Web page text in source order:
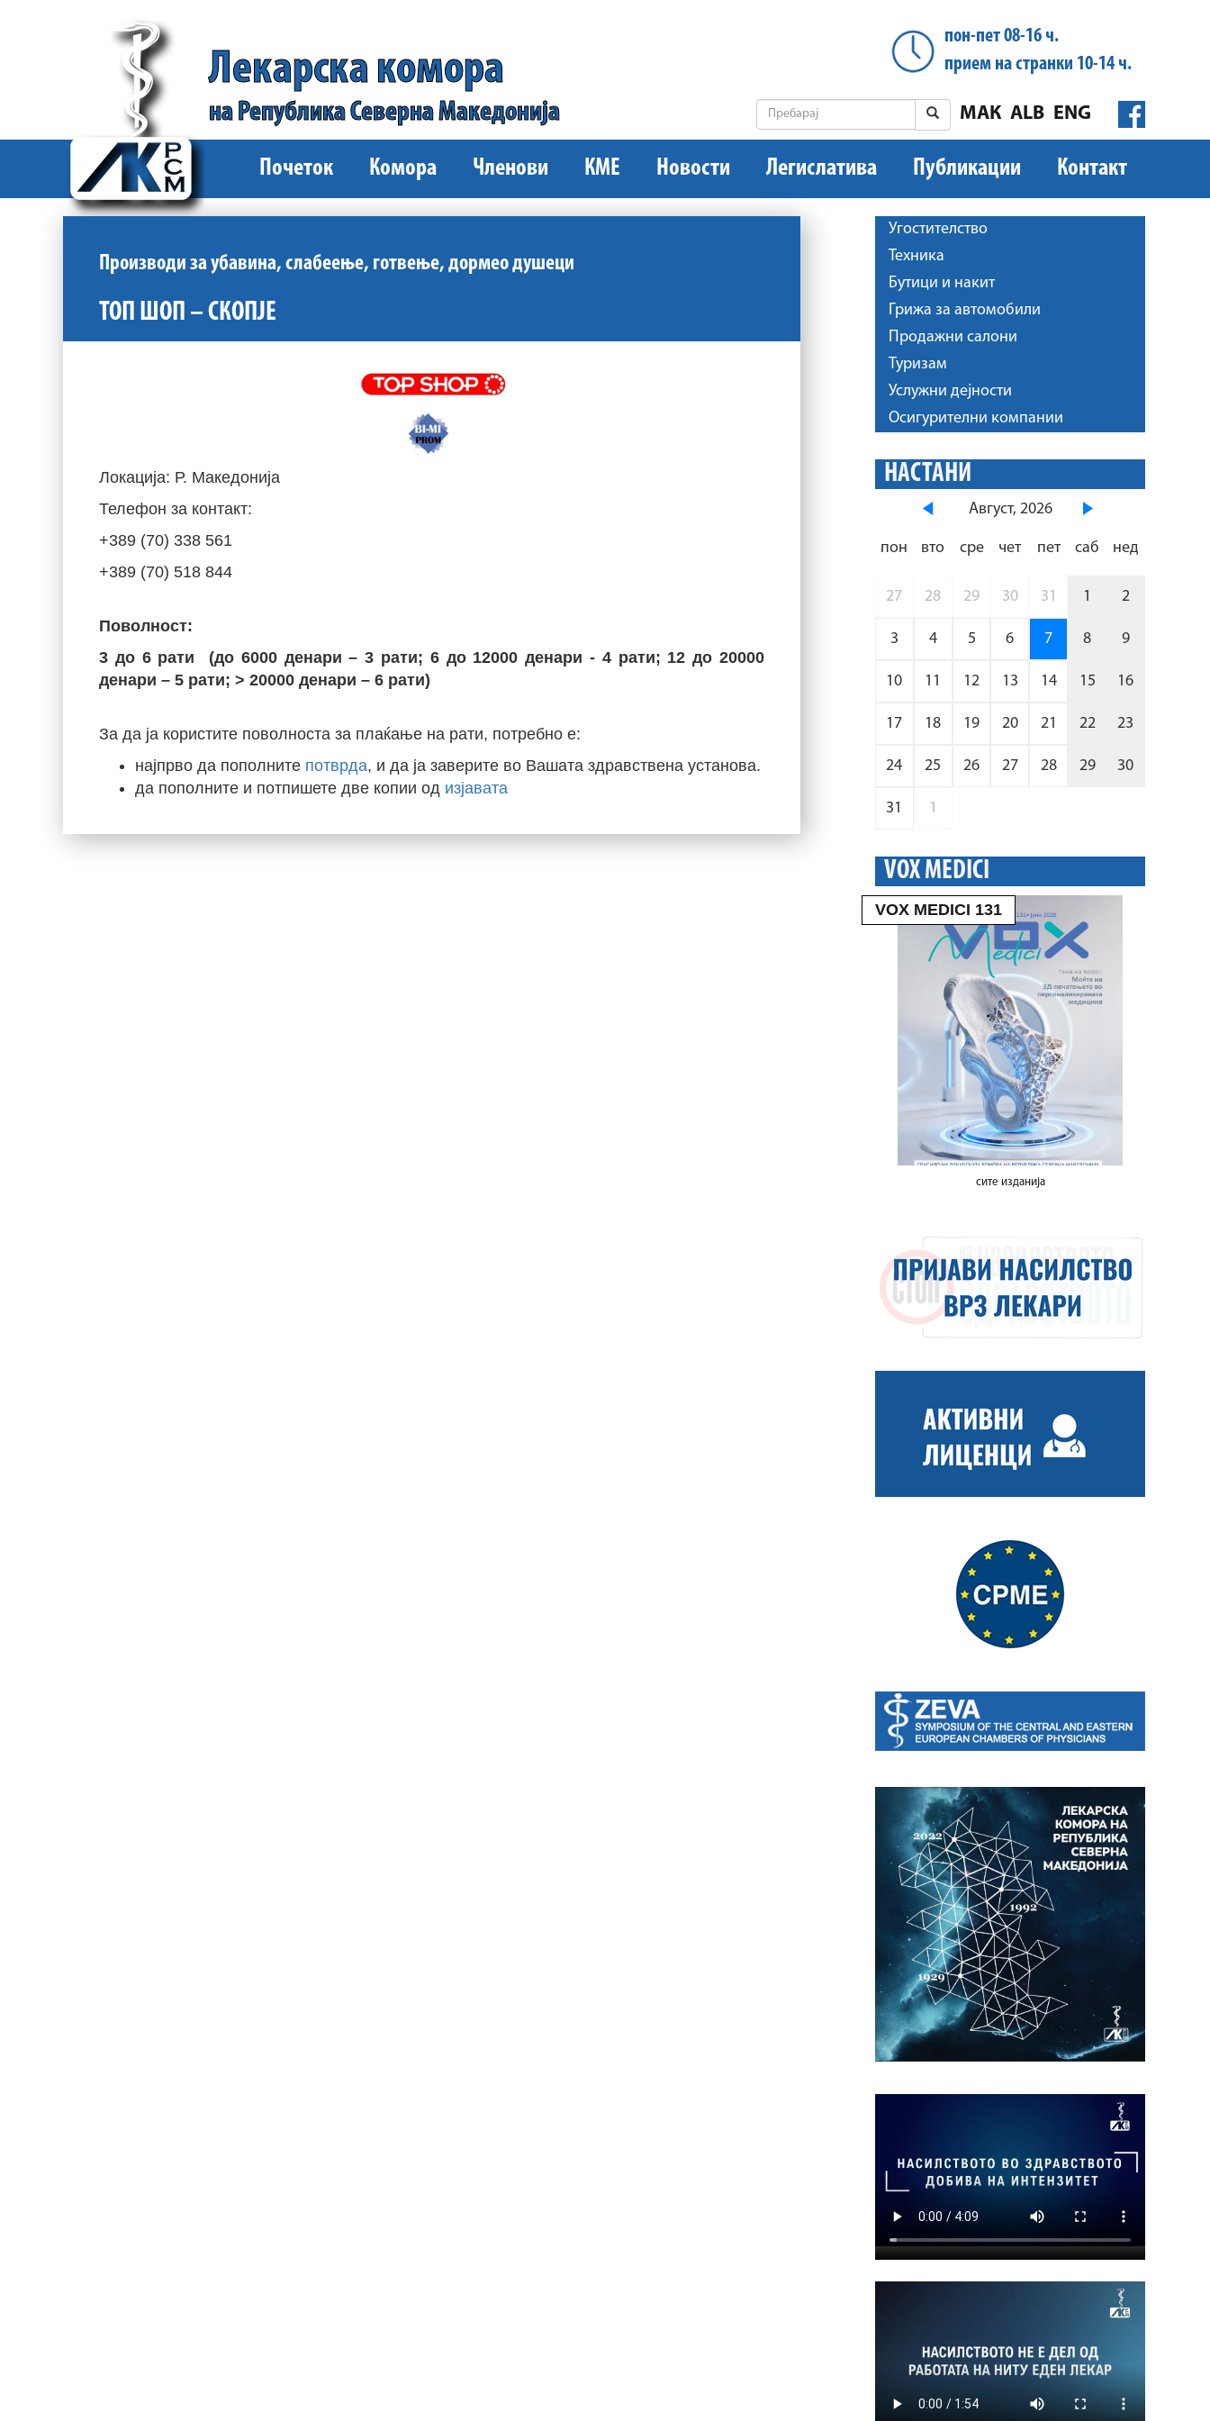
Лекарска комора
на Република Северна Македонија
пон-пет 08-16 ч.
прием на странки 10-14 ч.
ENG
ALB
МАК
Почеток Комора Членови КМЕ Новости Легислатива Публикации Контакт
Производи за убавина, слабеење, готвење, дормео душеци
ТОП ШОП – СКОПЈЕ
Локација: Р. Македонија
Телефон за контакт:
+389 (70) 338 561
+389 (70) 518 844
Поволност:
3 до 6 рати (до 6000 денари – 3 рати; 6 до 12000 денари - 4 рати; 12 до 20000
денари – 5 рати; > 20000 денари – 6 рати)
За да ја користите поволноста за плаќање на рати, потребно е:
најпрво да пополните потврда, и да ја заверите во Вашата здравствена установа.
да пополните и потпишете две копии од изјавата
Угостителство
Техника
Бутици и накит
Грижа за автомобили
Продажни салони
Туризам
Услужни дејности
Осигурителни компании
НАСТАНИ
Август, 2026
пон вто сре чет пет саб нед
27 28 29 30 31 1 2
3 4 5 6 7 8 9
10 11 12 13 14 15 16
17 18 19 20 21 22 23
24 25 26 27 28 29 30
31 1
VOX MEDICI
VOX MEDICI 131
сите изданија